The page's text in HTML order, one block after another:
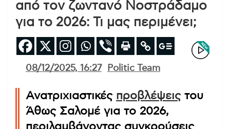
από τον ζωντανό Νοστράδαμο
για το 2026: Τι μας περιμένει;
08/12/2025, 16:27 Politic Team
Ανατριχιαστικές προβλέψειςτου
Άθως Σαλομέ για το 2026,
περιλαμβάνοντας συγκρούσεις